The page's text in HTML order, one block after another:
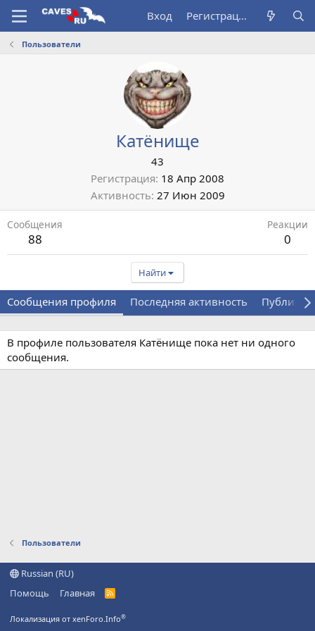
Вход Регистрация
Пользователи
Катёнище
43
Регистрация 18 Апр 2008
Активность 27 Июн 2009
Сообщения
88
Реакции
0
Найти
Сообщения профиля Последняя активность
В профиле пользователя Катёнище пока нет ни одного
сообщения.
Пользователи
Russian (RU)
Помощь
Главная
R
Локализация от xenForo.Info®